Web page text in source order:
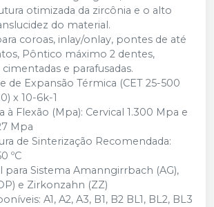
otimizada da zircônia e o alto
do material.
coroas, inlay/onlay, pontes de até
Pôntico máximo 2 dentes,
e parafusadas.
de Expansão Térmica (CET 25-500
x 10-6k-1
à Flexão (Mpa): Cervical 1.300 Mpa e
Mpa
de Sinterização Recomendada:
ºC
para Sistema Amanngirrbach (AG),
e Zirkonzahn (ZZ)
A1, A2, A3, B1, B2 BL1, BL2, BL3